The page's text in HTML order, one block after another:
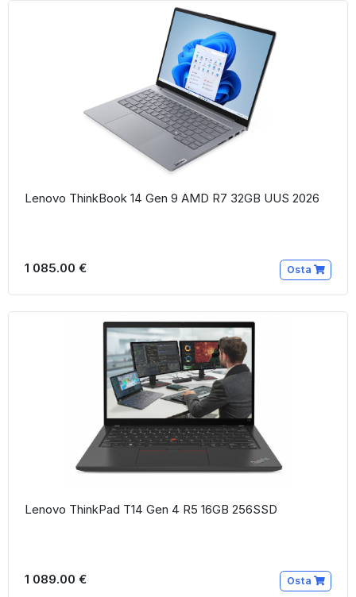
Lenovo ThinkBook 14 Gen 9 AMD R7 32GB UUS 2026
1 085.00 € Osta
Lenovo ThinkPad T14 Gen 4 R5 16GB 256SSD
1 089.00 € Osta